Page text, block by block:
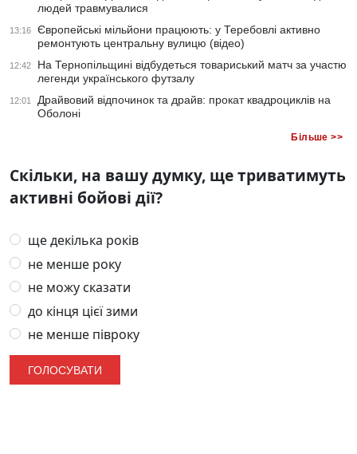
людей травмувалися
13:16
Європейські мільйони працюють: у Теребовлі активно
ремонтують центральну вулицю (відео)
12:42
На Тернопільщині відбудеться товариський матч за участю
легенди українського футзалу
12:01
Драйвовий відпочинок та драйв: прокат квадроциклів на
Оболоні
Більше >>
Скільки, на вашу думку, ще триватимуть
активні бойові дії?
ще декілька років
не менше року
не можу сказати
до кінця цієї зими
не менше півроку